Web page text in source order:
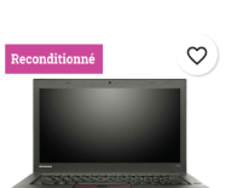
favorite_border